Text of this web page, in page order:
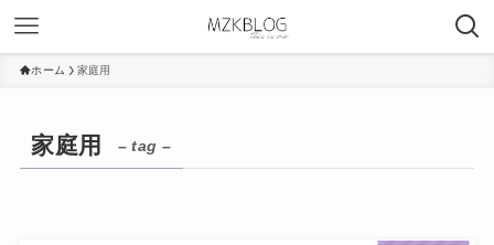
ホーム 家庭用
家庭用 – tag –